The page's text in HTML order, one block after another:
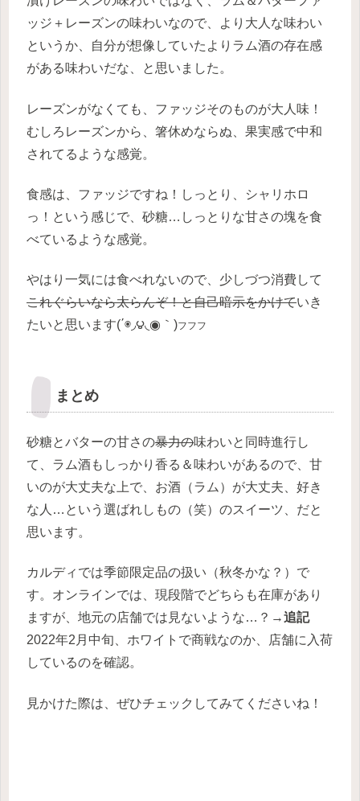
ッジ＋レーズンの味わいなので、より大人な味わい
というか、自分が想像していたよりラム酒の存在感
がある味わいだな、と思いました。
レーズンがなくても、ファッジそのものが大人味！
むしろレーズンから、箸休めならぬ、果実感で中和
されてるような感覚。
食感は、ファッジですね！しっとり、シャリホロ
っ！という感じで、砂糖…しっとりな甘さの塊を食
べているような感覚。
やはり一気には食べれないので、少しづつ消費して
これぐらいなら太らんぞ！と自己暗示をかけていき
たいと思います(΄◉◞౪◟◉｀)フフフ
まとめ
砂糖とバターの甘さの暴力の味わいと同時進行し
て、ラム酒もしっかり香る＆味わいがあるので、甘
いのが大丈夫な上で、お酒（ラム）が大丈夫、好き
な人…という選ばれしもの（笑）のスイーツ、だと
思います。
カルディでは季節限定品の扱い（秋冬かな？）で
す。オンラインでは、現段階でどちらも在庫があり
ますが、地元の店舗では見ないような…？→追記
2022年2月中旬、ホワイトで商戦なのか、店舗に入荷
しているのを確認。
見かけた際は、ぜひチェックしてみてくださいね！